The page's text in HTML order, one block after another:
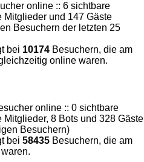
online :: 6 sichtbare
Mitglieder und 147 Gäste
Besuchern der letzten 25
bei 10174 Besuchern, die am
online waren.
online :: 0 sichtbare
Mitglieder, 8 Bots und 328 Gäste
Besuchern)
bei 58435 Besuchern, die am